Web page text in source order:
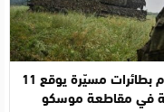
هجوم بطائرات مسيّرة يوقع 11
في مقاطعة موسكو